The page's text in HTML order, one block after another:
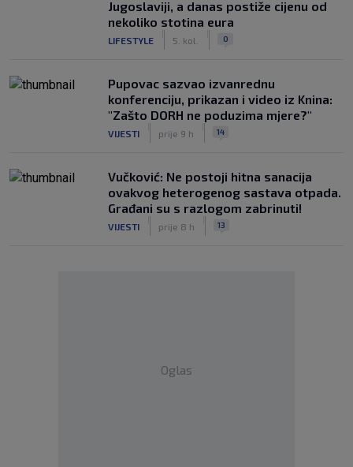
Jugoslaviji, a danas postiže cijenu od
nekoliko stotina eura
LIFESTYLE 5. kol. 0
Pupovac sazvao izvanrednu
konferenciju, prikazan i video iz Knina:
"Zašto DORH ne poduzima mjere?"
VIJESTI prije 9 h 14
Vučković: Ne postoji hitna sanacija
ovakvog heterogenog sastava otpada.
Građani su s razlogom zabrinuti!
VIJESTI prije 8 h 13
Oglas